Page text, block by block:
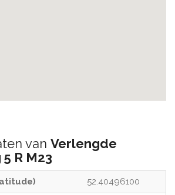
van Verlengde
R M23
52.40496100